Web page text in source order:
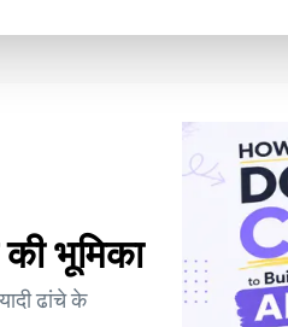
भूमिका
ढांचे के